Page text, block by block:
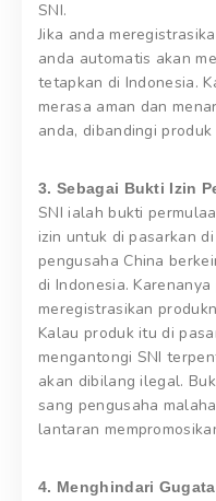
SNI.
Jika anda
anda automatis akan
tetapkan di Indonesia.
merasa aman dan
anda, dibandingi
3. Sebagai Bukti Izin
SNI ialah bukti
izin untuk di pasarkan
pengusaha China
di Indonesia.
meregistrasikan
Kalau produk itu di
mengantongi SNI
akan dibilang ilegal.
sang pengusaha
lantaran
4. Menghindari